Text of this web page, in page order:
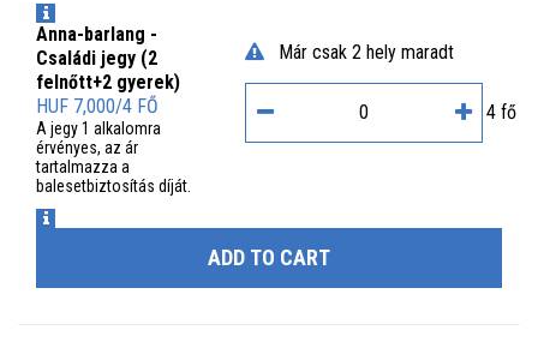
INFO
Anna-barlang -
Családi jegy (2
felnőtt+2 gyerek)
HUF 7,000/4 FŐ
A jegy 1 alkalomra
érvényes, az ár
tartalmazza a
balesetbiztosítás díját.
INFO
Már csak 2 hely maradt
4 fő
ADD TO CART